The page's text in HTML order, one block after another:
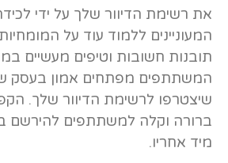
את רשימת הדיוור שלך על ידי
המעוניינים ללמוד עוד על
תובנות חשובות וטיפים מעשיים
המשתתפים מפתחים אמון בעסק
שיצטרפו לרשימת הדיוור שלך.
ברורה וקלה למשתתפים להירשם
מיד אחריו.